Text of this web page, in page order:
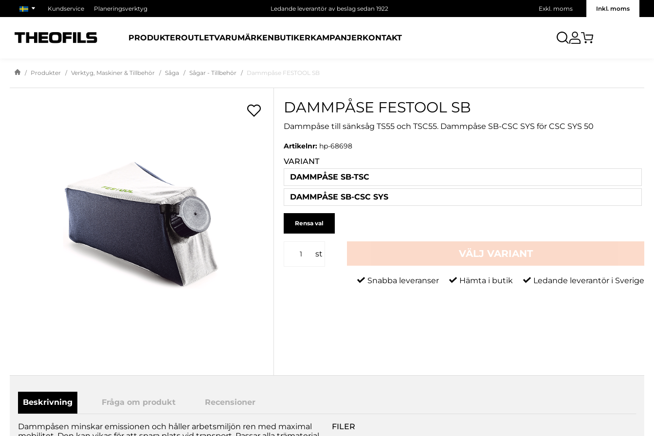
Kundservice Planeringsverktyg Ledande leverantör av beslag sedan 1922 Exkl. moms Inkl. moms
PRODUKTEROUTLETVARUMÄRKENBUTIKERKAMPANJERKONTAKT
Produkter Verktyg, Maskiner & Tillbehör Såga Sågar - Tillbehör Dammpåse FESTOOL SB
DAMMPÅSE FESTOOL SB
Dammpåse till sänksåg TS55 och TSC55. Dammpåse SB-CSC SYS för CSC SYS 50
Artikelnr: hp-68698
VARIANT
DAMMPÅSE SB-TSC
DAMMPÅSE SB-CSC SYS
Rensa val
st VÄLJ VARIANT
Snabba leveranser Hämta i butik Ledande leverantör i Sverige
Beskrivning Fråga om produkt Recensioner
Dammpåsen minskar emissionen och håller arbetsmiljön ren med maximal
FILER